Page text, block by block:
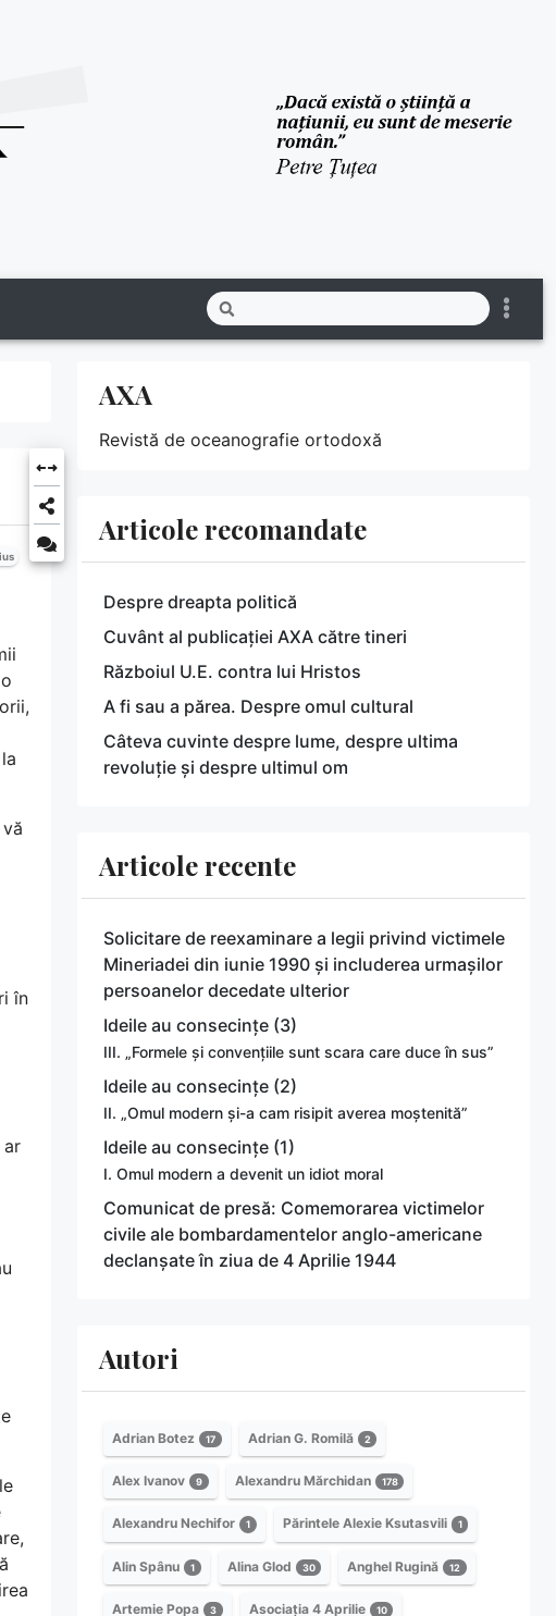
în
ar
AXA
Revistă de oceanografie ortodoxă
Articole recomandate
Despre dreapta politică
Cuvânt al publicației AXA către tineri
Războiul U.E. contra lui Hristos
A fi sau a părea. Despre omul cultural
Câteva cuvinte despre lume, despre ultima
revoluție și despre ultimul om
Articole recente
Solicitare de reexaminare a legii privind victimele
Mineriadei din iunie 1990 și includerea urmașilor
persoanelor decedate ulterior
Ideile au consecințe (3)
III. „Formele și convențiile sunt scara care duce în sus”
Ideile au consecințe (2)
II. „Omul modern și-a cam risipit averea moștenită”
Ideile au consecințe (1)
I. Omul modern a devenit un idiot moral
Comunicat de presă: Comemorarea victimelor
civile ale bombardamentelor anglo-americane
declanșate în ziua de 4 Aprilie 1944
Autori
Adrian Botez 17 Adrian G. Romilă 2
Alex Ivanov 9 Alexandru Mărchidan 178
Alexandru Nechifor 1 Părintele Alexie Ksutasvili 1
Alin Spânu 1 Alina Glod 30 Anghel Rugină 12
Artemie Popa 3 Asociația 4 Aprilie 10